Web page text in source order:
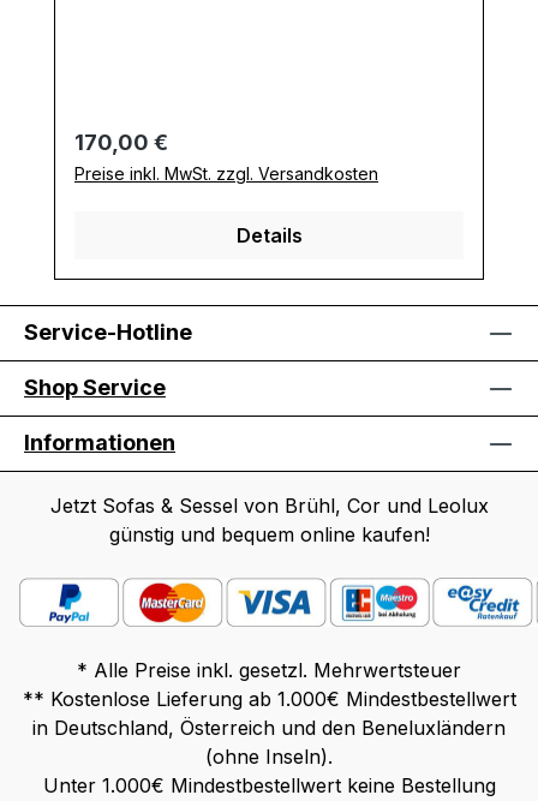
Regulärer Preis:
170,00 €
Preise inkl. MwSt. zzgl. Versandkosten
Details
Service-Hotline
Shop Service
Informationen
Jetzt Sofas & Sessel von Brühl, Cor und Leolux
günstig und bequem online kaufen!
* Alle Preise inkl. gesetzl. Mehrwertsteuer
** Kostenlose Lieferung ab 1.000€ Mindestbestellwert
in Deutschland, Österreich und den Beneluxländern
(ohne Inseln).
Unter 1.000€ Mindestbestellwert keine Bestellung